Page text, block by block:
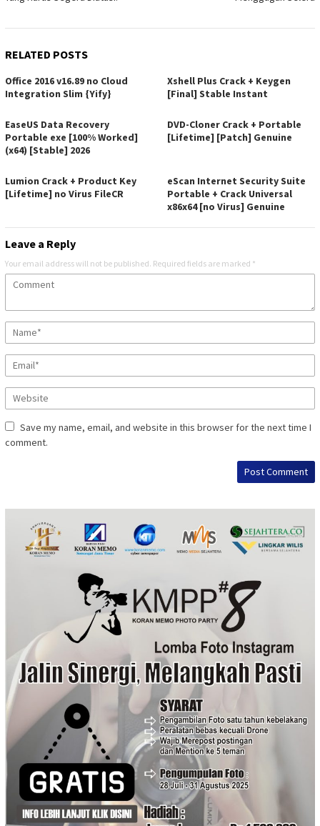
RELATED POSTS
Office 2016 v16.89 no Cloud
Integration Slim {Yify}
Xshell Plus Crack + Keygen
[Final] Stable Instant
EaseUS Data Recovery
Portable exe [100% Worked]
(x64) [Stable] 2026
DVD-Cloner Crack + Portable
[Lifetime] [Patch] Genuine
Lumion Crack + Product Key
[Lifetime] no Virus FileCR
eScan Internet Security Suite
Portable + Crack Universal
x86x64 [no Virus] Genuine
Leave a Reply
Your email address will not be published. Required fields are marked *
Save my name, email, and website in this browser for the next time I
comment.